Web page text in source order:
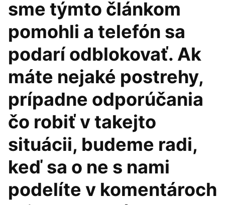
sme týmto článkom
pomohli a telefón sa
podarí odblokovať. Ak
máte nejaké postrehy,
prípadne odporúčania
čo robiť v takejto
situácii, budeme radi,
keď sa o ne s nami
podelíte v komentároch